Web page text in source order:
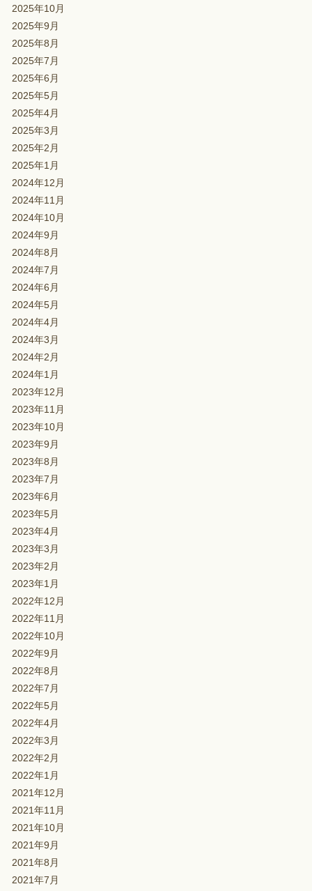
2025年10月
2025年9月
2025年8月
2025年7月
2025年6月
2025年5月
2025年4月
2025年3月
2025年2月
2025年1月
2024年12月
2024年11月
2024年10月
2024年9月
2024年8月
2024年7月
2024年6月
2024年5月
2024年4月
2024年3月
2024年2月
2024年1月
2023年12月
2023年11月
2023年10月
2023年9月
2023年8月
2023年7月
2023年6月
2023年5月
2023年4月
2023年3月
2023年2月
2023年1月
2022年12月
2022年11月
2022年10月
2022年9月
2022年8月
2022年7月
2022年5月
2022年4月
2022年3月
2022年2月
2022年1月
2021年12月
2021年11月
2021年10月
2021年9月
2021年8月
2021年7月